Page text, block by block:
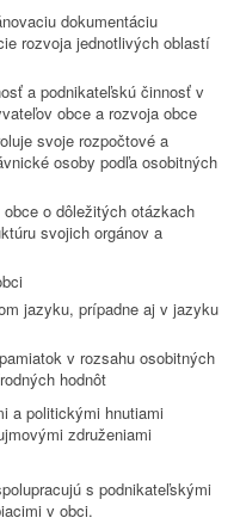
dokumentáciu
rozvoja jednotlivých oblastí
a podnikateľskú činnosť v
obce a rozvoja obce
svoje rozpočtové a
osoby podľa osobitných
o dôležitých otázkach
svojich orgánov a
jazyku, prípadne aj v jazyku
v rozsahu osobitných
hodnôt
a politickými hnutiami
združeniami
s podnikateľskými
v obci.